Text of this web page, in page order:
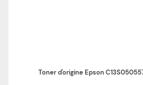
Toner d'origine Epson